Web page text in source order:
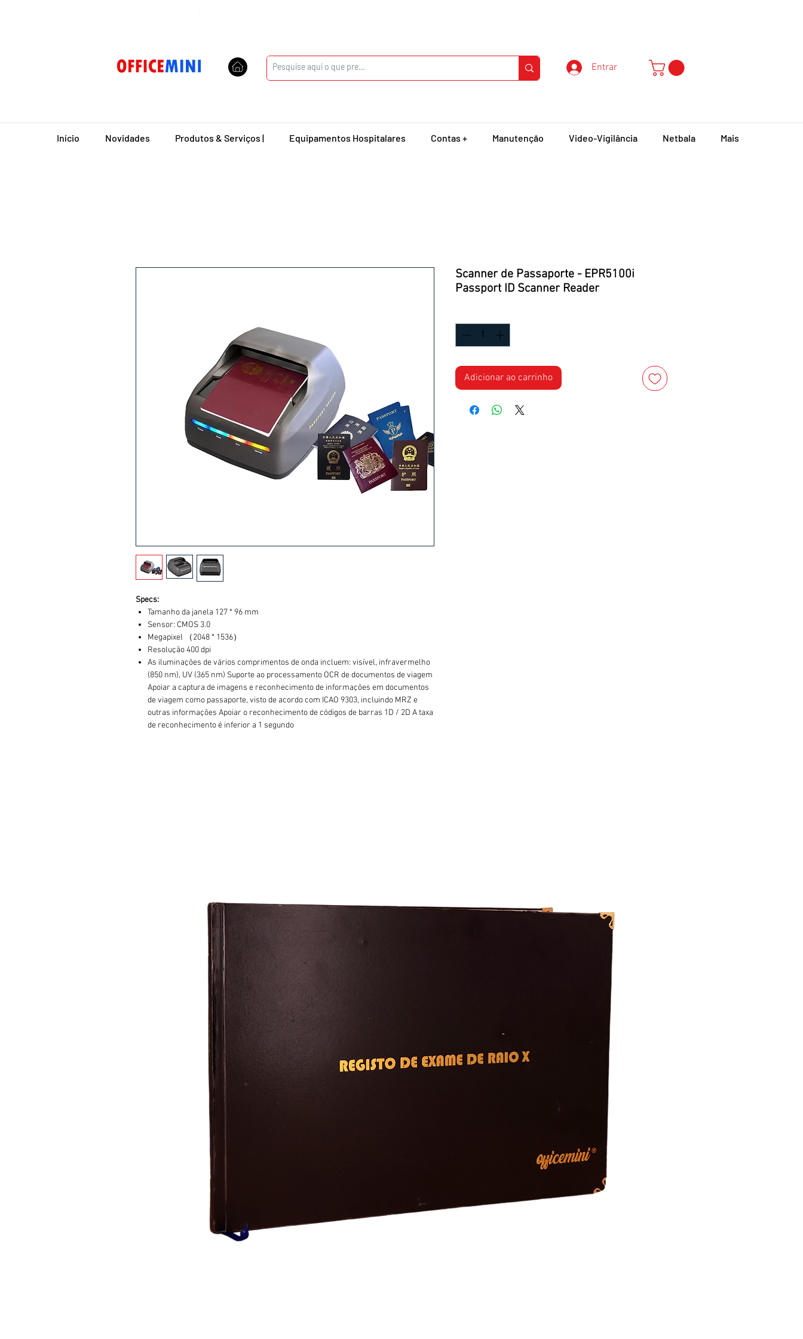
Entrar
Início Novidades Produtos & Serviços | Equipamentos Hospitalares Contas + Manutenção Video-Vigilância Netbala Mais
Specs:
Tamanho da janela 127 * 96 mm
Sensor: CMOS 3.0
Megapixel （2048 * 1536）
Resolução 400 dpi
As iluminações de vários comprimentos de onda incluem: visível, infravermelho
(850 nm), UV (365 nm) Suporte ao processamento OCR de documentos de viagem
Apoiar a captura de imagens e reconhecimento de informações em documentos
de viagem como passaporte, visto de acordo com ICAO 9303, incluindo MRZ e
outras informações Apoiar o reconhecimento de códigos de barras 1D / 2D A taxa
de reconhecimento é inferior a 1 segundo
Scanner de Passaporte - EPR5100i
Passport ID Scanner Reader
Adicionar ao carrinho